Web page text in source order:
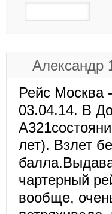
Александр
Рейс Москва
03.04.14. В
лет). Взлет
чартерный
вообще,